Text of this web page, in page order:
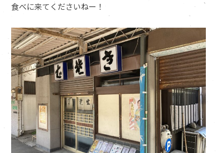
食べに来てくださいねー！